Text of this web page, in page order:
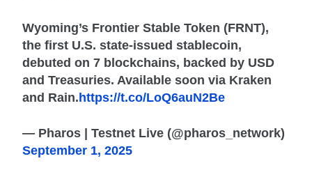
Wyoming’s Frontier Stable Token (FRNT),
the first U.S. state-issued stablecoin,
debuted on 7 blockchains, backed by USD
and Treasuries. Available soon via Kraken
and Rain.https://t.co/LoQ6auN2Be
— Pharos | Testnet Live (@pharos_network)
September 1, 2025